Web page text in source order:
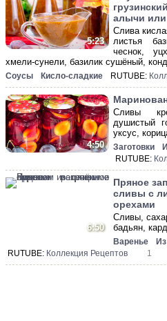
5:23
алычи
Слива
листья
чеснок,
хмели-сунели, базилик сушёный,
Соусы Кисло-сладкие RUTUBE:
4:50
Сливы
душистый
уксус,
Заготовки
RUTUBE:
6:50
Пряное
сливы с
орехами
Сливы,
бадьян,
Варенье
RUTUBE: Коллекция Рецептов 1